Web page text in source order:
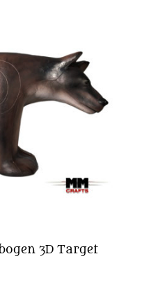
3D Target